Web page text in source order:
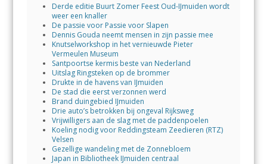
Derde editie Buurt Zomer Feest Oud-IJmuiden wordt
weer een knaller
De passie voor Passie voor Slapen
Dennis Gouda neemt mensen in zijn passie mee
Knutselworkshop in het vernieuwde Pieter
Vermeulen Museum
Santpoortse kermis beste van Nederland
Uitslag Ringsteken op de brommer
Drukte in de havens van IJmuiden
De stad die eerst verzonnen werd
Brand duingebied IJmuiden
Drie auto’s betrokken bij ongeval Rijksweg
Vrijwilligers aan de slag met de paddenpoelen
Koeling nodig voor Reddingsteam Zeedieren (RTZ)
Velsen
Gezellige wandeling met de Zonnebloem
Japan in Bibliotheek IJmuiden centraal